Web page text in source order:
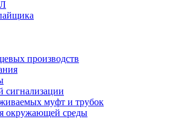
производств
сигнализации
муфт и трубок
окружающей среды